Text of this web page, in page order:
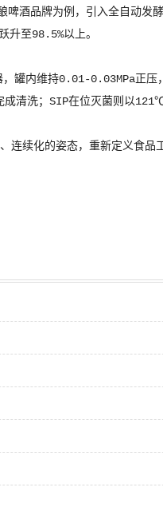
酒品牌为例，引入全自动发
升至98.5%以上。
，罐内维持0.01-0.03MPa正
成清洗；SIP在位灭菌则以
连续化的姿态，重新定义食品